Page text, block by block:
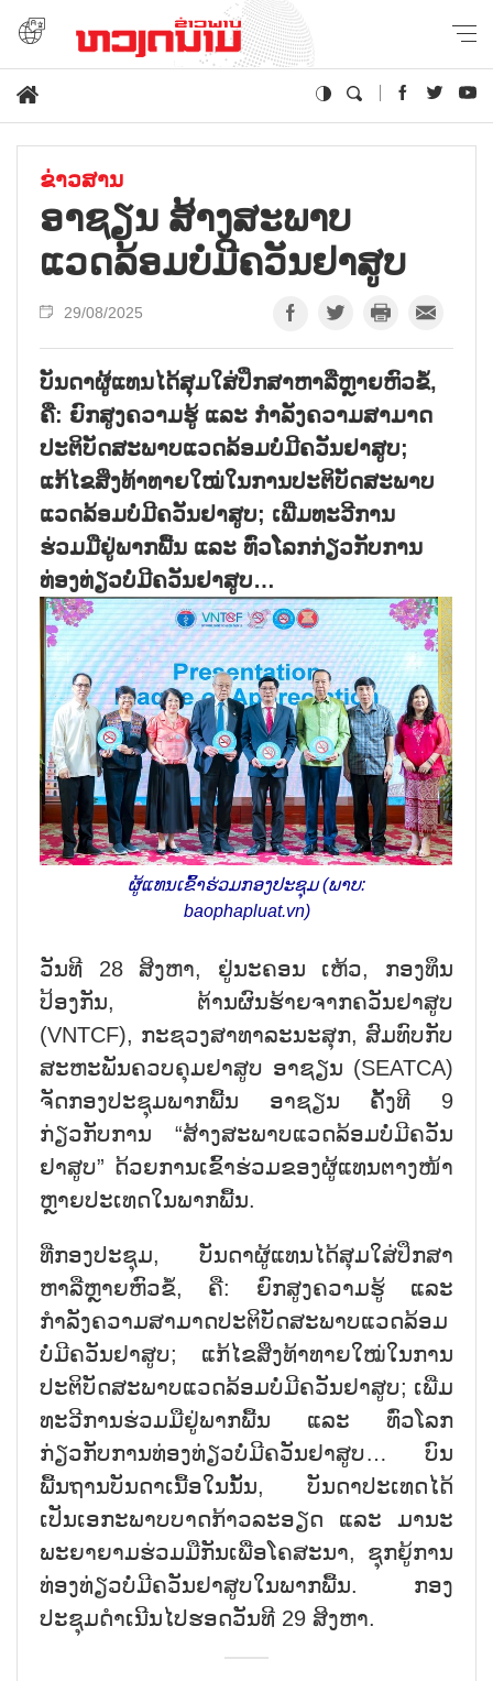
ຂ່າວສານ
ອາຊຽນ ສ້າງສະພາບ
ແວດລ້ອມບໍ່ມີຄວັນຢາສູບ
29/08/2025
ບັນດາຜູ້ແທນໄດ້ສຸມໃສ່ປຶກສາຫາລືຫຼາຍຫົວຂໍ້,
ຄື: ຍົກສູງຄວາມຮູ້ ແລະ ກຳລັງຄວາມສາມາດ
ປະຕິບັດສະພາບແວດລ້ອມບໍ່ມີຄວັນຢາສູບ;
ແກ້ໄຂສິ່ງທ້າທາຍໃໝ່ໃນການປະຕິບັດສະພາບ
ແວດລ້ອມບໍ່ມີຄວັນຢາສູບ; ເພີ່ມທະວີການ
ຮ່ວມມືຢູ່ພາກພື້ນ ແລະ ທົ່ວໂລກກ່ຽວກັບການ
ທ່ອງທ່ຽວບໍ່ມີຄວັນຢາສູບ…
ຜູ້ແທນເຂົ້າຮ່ວມກອງປະຊຸມ (ພາບ:
baophapluat.vn)
ວັນທີ 28 ສິງຫາ, ຢູ່ນະຄອນ ເຫ້ວ, ກອງທຶນ
ປ້ອງກັນ, ຕ້ານຜົນຮ້າຍຈາກຄວັນຢາສູບ
(VNTCF), ກະຊວງສາທາລະນະສຸກ, ສົມທົບກັບ
ສະຫະພັນຄວບຄຸມຢາສູບ ອາຊຽນ (SEATCA)
ຈັດກອງປະຊຸມພາກພື້ນ ອາຊຽນ ຄັ້ງທີ 9
ກ່ຽວກັບການ “ສ້າງສະພາບແວດລ້ອມບໍ່ມີຄວັນ
ຢາສູບ” ດ້ວຍການເຂົ້າຮ່ວມຂອງຜູ້ແທນຕາງໜ້າ
ຫຼາຍປະເທດໃນພາກພື້ນ.
ທີ່ກອງປະຊຸມ, ບັນດາຜູ້ແທນໄດ້ສຸມໃສ່ປຶກສາ
ຫາລືຫຼາຍຫົວຂໍ້, ຄື: ຍົກສູງຄວາມຮູ້ ແລະ
ກຳລັງຄວາມສາມາດປະຕິບັດສະພາບແວດລ້ອມ
ບໍ່ມີຄວັນຢາສູບ; ແກ້ໄຂສິ່ງທ້າທາຍໃໝ່ໃນການ
ປະຕິບັດສະພາບແວດລ້ອມບໍ່ມີຄວັນຢາສູບ; ເພີ່ມ
ທະວີການຮ່ວມມືຢູ່ພາກພື້ນ ແລະ ທົ່ວໂລກ
ກ່ຽວກັບການທ່ອງທ່ຽວບໍ່ມີຄວັນຢາສູບ… ບົນ
ພື້ນຖານບັນດາເນື້ອໃນນັ້ນ, ບັນດາປະເທດໄດ້
ເປັນເອກະພາບບາດກ້າວລະອຽດ ແລະ ມານະ
ພະຍາຍາມຮ່ວມມືກັນເພື່ອໂຄສະນາ, ຊຸກຍູ້ການ
ທ່ອງທ່ຽວບໍ່ມີຄວັນຢາສູບໃນພາກພື້ນ. ກອງ
ປະຊຸມດຳເນີນໄປຮອດວັນທີ 29 ສິງຫາ.